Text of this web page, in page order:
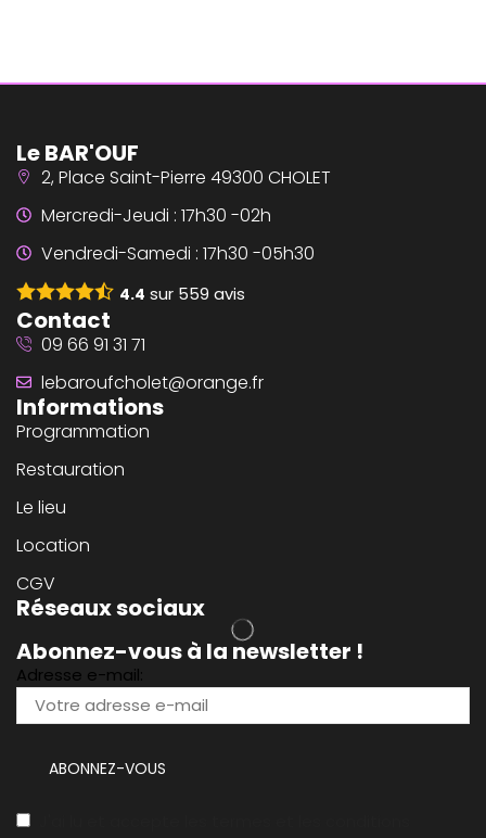
Le BAR'OUF
2, Place Saint-Pierre 49300 CHOLET
Mercredi-Jeudi : 17h30 -02h
Vendredi-Samedi : 17h30 -05h30
4.4 sur 559 avis
Contact
09 66 91 31 71
lebaroufcholet@orange.fr
Informations
Programmation
Restauration
Le lieu
Location
CGV
Réseaux sociaux
Abonnez-vous à la newsletter !
Adresse e-mail: